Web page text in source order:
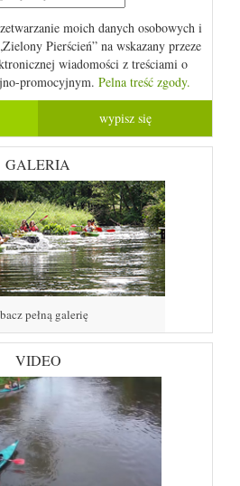
moich danych osobowych i
Pierścień” na wskazany przeze
wiadomości z treściami o
promocyjnym. Pelna treść zgody.
GALERIA
pełną galerię
VIDEO